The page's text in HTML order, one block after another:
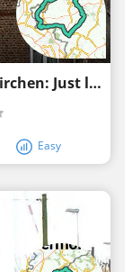
Geilenkirchen - Selfkant - Geilenkirchen: Just let me ride
Easy